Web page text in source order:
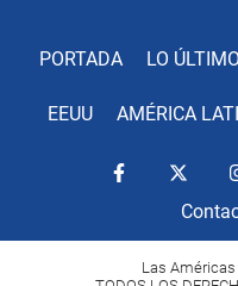
PORTADA LO ÚLTIMO
EEUU AMÉRICA
Las